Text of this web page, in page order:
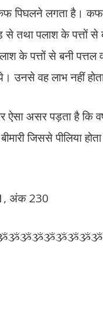
कफ पिघलने लगता
तथा पलाश के पत्तों
के पत्तों से बनी
वह लाभ नहीं
असर पड़ता है कि
जिससे पीलिया
अंक 230